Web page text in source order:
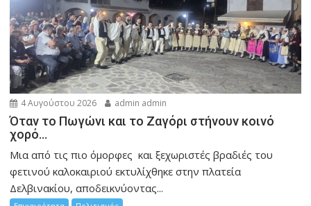
4 Αυγούστου 2026 admin admin
Όταν το Πωγώνι και το Ζαγόρι στήνουν κοινό
χορό…
Μια από τις πιο όμορφες και ξεχωριστές βραδιές του
φετινού καλοκαιριού εκτυλίχθηκε στην πλατεία
Δελβινακίου, αποδεικνύοντας...